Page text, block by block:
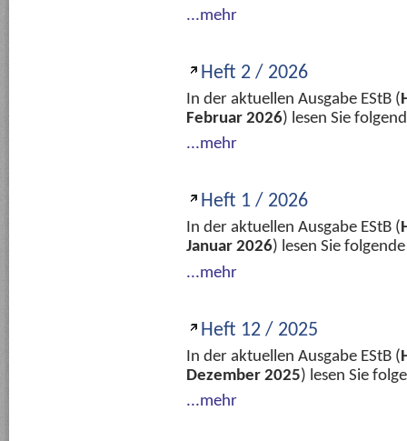
...mehr
Heft 2 / 2026
In der aktuellen Ausgabe EStB (
Februar 2026) lesen Sie
...mehr
Heft 1 / 2026
In der aktuellen Ausgabe EStB (
Januar 2026) lesen Sie
...mehr
Heft 12 / 2025
In der aktuellen Ausgabe EStB (
Dezember 2025) lesen Sie
...mehr